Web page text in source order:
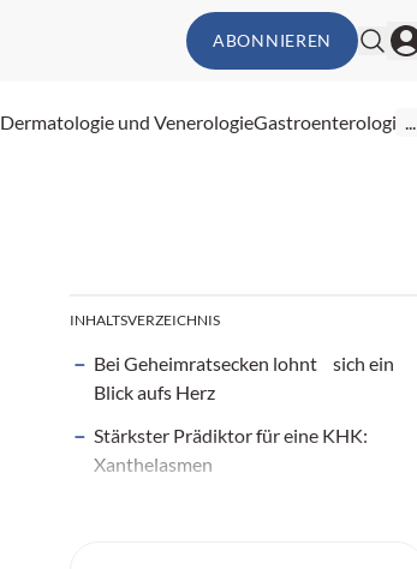
ABONNIEREN
Dermatologie und VenerologieGastroenterologie...
INHALTSVERZEICHNIS
Bei Geheimratsecken lohnt sich ein
Blick aufs Herz
Stärkster Prädiktor für eine KHK:
Xanthelasmen